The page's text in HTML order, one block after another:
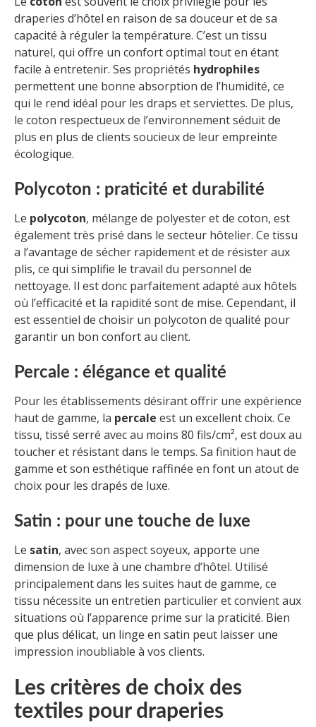
draperies d’hôtel en raison de sa douceur et de sa
capacité à réguler la température. C’est un tissu
naturel, qui offre un confort optimal tout en étant
facile à entretenir. Ses propriétés hydrophiles
permettent une bonne absorption de l’humidité, ce
qui le rend idéal pour les draps et serviettes. De plus,
le coton respectueux de l’environnement séduit de
plus en plus de clients soucieux de leur empreinte
écologique.
Polycoton : praticité et durabilité
Le polycoton, mélange de polyester et de coton, est
également très prisé dans le secteur hôtelier. Ce tissu
a l’avantage de sécher rapidement et de résister aux
plis, ce qui simplifie le travail du personnel de
nettoyage. Il est donc parfaitement adapté aux hôtels
où l’efficacité et la rapidité sont de mise. Cependant, il
est essentiel de choisir un polycoton de qualité pour
garantir un bon confort au client.
Percale : élégance et qualité
Pour les établissements désirant offrir une expérience
haut de gamme, la percale est un excellent choix. Ce
tissu, tissé serré avec au moins 80 fils/cm², est doux au
toucher et résistant dans le temps. Sa finition haut de
gamme et son esthétique raffinée en font un atout de
choix pour les drapés de luxe.
Satin : pour une touche de luxe
Le satin, avec son aspect soyeux, apporte une
dimension de luxe à une chambre d’hôtel. Utilisé
principalement dans les suites haut de gamme, ce
tissu nécessite un entretien particulier et convient aux
situations où l’apparence prime sur la praticité. Bien
que plus délicat, un linge en satin peut laisser une
impression inoubliable à vos clients.
Les critères de choix des
textiles pour draperies